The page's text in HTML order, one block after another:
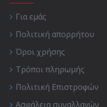
Για εμάς
Πολιτική απορρήτου
Όροι χρήσης
Τρόποι πληρωμής
Πολιτική Επιστροφών
Ασφάλεια συναλλαγών